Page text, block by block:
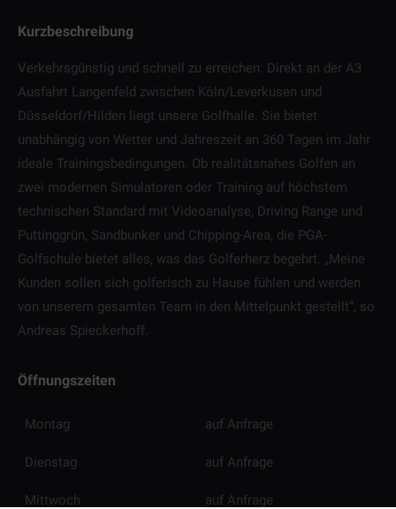
Kurzbeschreibung
Verkehrsgünstig und schnell zu erreichen: Direkt an der A3
Ausfahrt Langenfeld zwischen Köln/Leverkusen und
Düsseldorf/Hilden liegt unsere Golfhalle. Sie bietet
unabhängig von Wetter und Jahreszeit an 360 Tagen im Jahr
ideale Trainingsbedingungen. Ob realitätsnahes Golfen an
zwei modernen Simulatoren oder Training auf höchstem
technischen Standard mit Videoanalyse, Driving Range und
Puttinggrün, Sandbunker und Chipping-Area, die PGA-
Golfschule bietet alles, was das Golferherz begehrt. „Meine
Kunden sollen sich golferisch zu Hause fühlen und werden
von unserem gesamten Team in den Mittelpunkt gestellt“, so
Andreas Spieckerhoff.
Öffnungszeiten
Montag auf Anfrage
Dienstag auf Anfrage
Mittwoch auf Anfrage